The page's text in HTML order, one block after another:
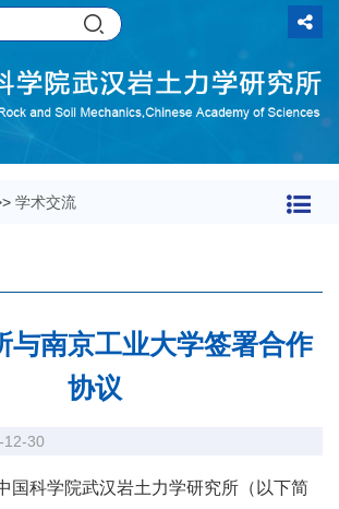
学术交流
与南京工业大学签署合作
协议
12-30
国科学院武汉岩土力学研究所（以下简